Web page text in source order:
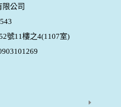
收集的問卷調查內容進行統計與
說明文字呈現，除供內部研究
據及說明文字，但不涉及特定個
之特別規定，本網站絕不會將您
用於蒐集目的以外之其他用途。
本網站相關產品、服務、活動或
人識別資料，本網站也可以從商
日期、性別、行業等相關資料，
限公司
號11樓之4(1107室)